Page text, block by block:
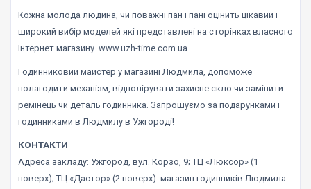
Кожна молода людина, чи поважні пан і пані оцінить цікавий і
широкий вибір моделей які представлені на сторінках власного
Інтернет магазину www.uzh-time.com.ua
Годинниковий майстер у магазині Людмила, допоможе
полагодити механізм, відполірувати захисне скло чи замінити
ремінець чи деталь годинника. Запрошуємо за подарунками і
годинниками в Людмилу в Ужгороді!
КОНТАКТИ
Адреса закладу: Ужгород, вул. Корзо, 9; ТЦ «Люксор» (1
поверх); ТЦ «Дастор» (2 поверх). магазин годинників Людмила